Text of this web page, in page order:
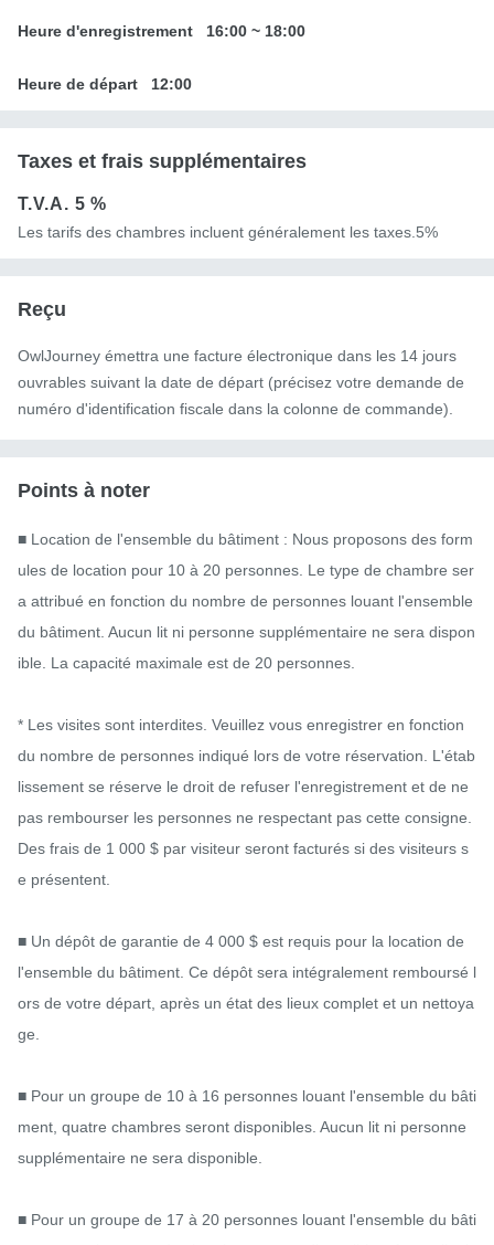
Heure d'enregistrement 16:00 ~ 18:00
Heure de départ 12:00
Taxes et frais supplémentaires
T.V.A. 5 %
Les tarifs des chambres incluent généralement les taxes.5%
Reçu
OwlJourney émettra une facture électronique dans les 14 jours
ouvrables suivant la date de départ (précisez votre demande de
numéro d'identification fiscale dans la colonne de commande).
Points à noter
■ Location de l'ensemble du bâtiment : Nous proposons des form
ules de location pour 10 à 20 personnes. Le type de chambre ser
a attribué en fonction du nombre de personnes louant l'ensemble
du bâtiment. Aucun lit ni personne supplémentaire ne sera dispon
ible. La capacité maximale est de 20 personnes.
* Les visites sont interdites. Veuillez vous enregistrer en fonction
du nombre de personnes indiqué lors de votre réservation. L'étab
lissement se réserve le droit de refuser l'enregistrement et de ne
pas rembourser les personnes ne respectant pas cette consigne.
Des frais de 1 000 $ par visiteur seront facturés si des visiteurs s
e présentent.
■ Un dépôt de garantie de 4 000 $ est requis pour la location de
l'ensemble du bâtiment. Ce dépôt sera intégralement remboursé l
ors de votre départ, après un état des lieux complet et un nettoya
ge.
■ Pour un groupe de 10 à 16 personnes louant l'ensemble du bâti
ment, quatre chambres seront disponibles. Aucun lit ni personne
supplémentaire ne sera disponible.
■ Pour un groupe de 17 à 20 personnes louant l'ensemble du bâti